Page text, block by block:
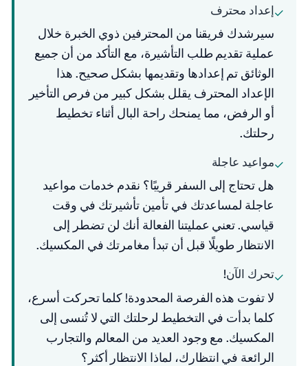
✓إعداد محترف
سيرشدك فريقنا من المحترفين ذوي الخبرة خلال
عملية تقديم طلب التأشيرة، مع التأكد من أن جميع
الوثائق تم إعدادها وتقديمها بشكل صحيح. هذا
الإعداد المحترف يقلل بشكل كبير من فرص التأخير
أو الرفض، مما يمنحك راحة البال أثناء تخطيط
رحلتك.
✓مواعيد عاجلة
هل تحتاج إلى السفر قريبًا؟ نقدم خدمات مواعيد
عاجلة لمساعدتك في تأمين تأشيرتك في وقت
قياسي. تعني عمليتنا الفعالة أنك لن تضطر إلى
الانتظار طويلًا قبل أن تبدأ مغامرتك في المكسيك.
✓تحرك الآن!
لا تفوت هذه الفرصة المحدودة! كلما تحركت أسرع،
كلما بدأت في التخطيط لرحلتك التي لا تُنسى إلى
المكسيك. مع وجود العديد من المعالم والتجارب
الرائعة في انتظارك، لماذا الانتظار أكثر؟